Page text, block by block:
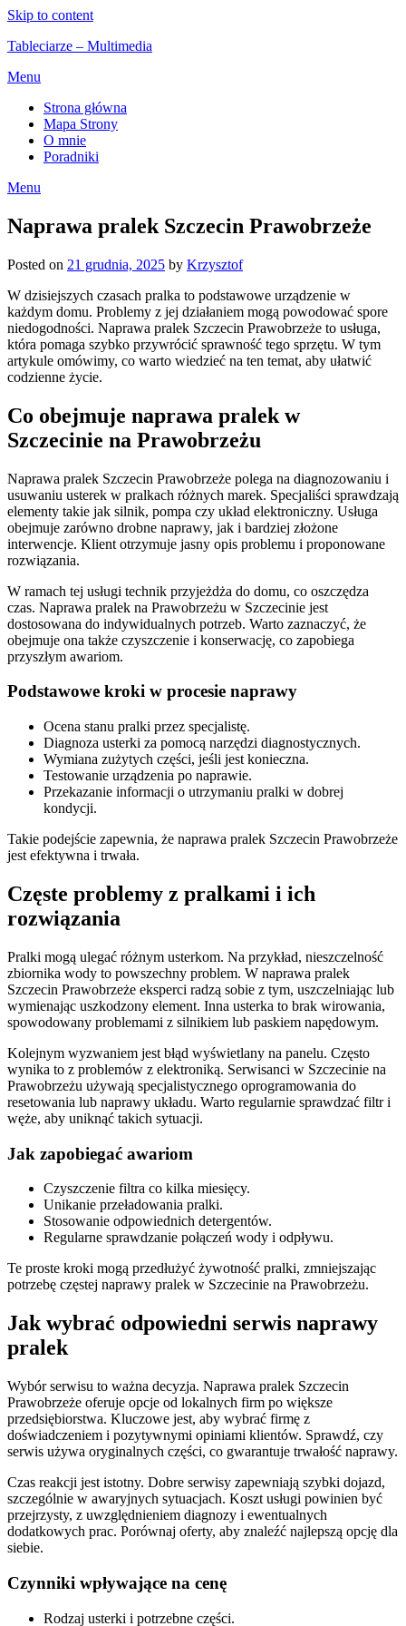
Skip to content
Tableciarze – Multimedia
Menu
Strona główna
Mapa Strony
O mnie
Poradniki
Menu
Naprawa pralek Szczecin Prawobrzeże
Posted on 21 grudnia, 2025 by Krzysztof
W dzisiejszych czasach pralka to podstawowe urządzenie w
każdym domu. Problemy z jej działaniem mogą powodować spore
niedogodności. Naprawa pralek Szczecin Prawobrzeże to usługa,
która pomaga szybko przywrócić sprawność tego sprzętu. W tym
artykule omówimy, co warto wiedzieć na ten temat, aby ułatwić
codzienne życie.
Co obejmuje naprawa pralek w
Szczecinie na Prawobrzeżu
Naprawa pralek Szczecin Prawobrzeże polega na diagnozowaniu i
usuwaniu usterek w pralkach różnych marek. Specjaliści sprawdzają
elementy takie jak silnik, pompa czy układ elektroniczny. Usługa
obejmuje zarówno drobne naprawy, jak i bardziej złożone
interwencje. Klient otrzymuje jasny opis problemu i proponowane
rozwiązania.
W ramach tej usługi technik przyjeżdża do domu, co oszczędza
czas. Naprawa pralek na Prawobrzeżu w Szczecinie jest
dostosowana do indywidualnych potrzeb. Warto zaznaczyć, że
obejmuje ona także czyszczenie i konserwację, co zapobiega
przyszłym awariom.
Podstawowe kroki w procesie naprawy
Ocena stanu pralki przez specjalistę.
Diagnoza usterki za pomocą narzędzi diagnostycznych.
Wymiana zużytych części, jeśli jest konieczna.
Testowanie urządzenia po naprawie.
Przekazanie informacji o utrzymaniu pralki w dobrej
kondycji.
Takie podejście zapewnia, że naprawa pralek Szczecin Prawobrzeże
jest efektywna i trwała.
Częste problemy z pralkami i ich
rozwiązania
Pralki mogą ulegać różnym usterkom. Na przykład, nieszczelność
zbiornika wody to powszechny problem. W naprawa pralek
Szczecin Prawobrzeże eksperci radzą sobie z tym, uszczelniając lub
wymienając uszkodzony element. Inna usterka to brak wirowania,
spowodowany problemami z silnikiem lub paskiem napędowym.
Kolejnym wyzwaniem jest błąd wyświetlany na panelu. Często
wynika to z problemów z elektroniką. Serwisanci w Szczecinie na
Prawobrzeżu używają specjalistycznego oprogramowania do
resetowania lub naprawy układu. Warto regularnie sprawdzać filtr i
węże, aby uniknąć takich sytuacji.
Jak zapobiegać awariom
Czyszczenie filtra co kilka miesięcy.
Unikanie przeładowania pralki.
Stosowanie odpowiednich detergentów.
Regularne sprawdzanie połączeń wody i odpływu.
Te proste kroki mogą przedłużyć żywotność pralki, zmniejszając
potrzebę częstej naprawy pralek w Szczecinie na Prawobrzeżu.
Jak wybrać odpowiedni serwis naprawy
pralek
Wybór serwisu to ważna decyzja. Naprawa pralek Szczecin
Prawobrzeże oferuje opcje od lokalnych firm po większe
przedsiębiorstwa. Kluczowe jest, aby wybrać firmę z
doświadczeniem i pozytywnymi opiniami klientów. Sprawdź, czy
serwis używa oryginalnych części, co gwarantuje trwałość naprawy.
Czas reakcji jest istotny. Dobre serwisy zapewniają szybki dojazd,
szczególnie w awaryjnych sytuacjach. Koszt usługi powinien być
przejrzysty, z uwzględnieniem diagnozy i ewentualnych
dodatkowych prac. Porównaj oferty, aby znaleźć najlepszą opcję dla
siebie.
Czynniki wpływające na cenę
Rodzaj usterki i potrzebne części.